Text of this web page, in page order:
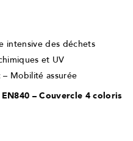
intensive des déchets
et UV
– Mobilité assurée
– Couvercle 4 coloris